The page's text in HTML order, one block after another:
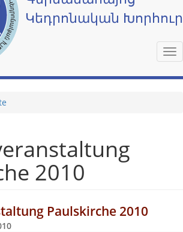
Կեդրոնական
2010
Paulskirche 2010